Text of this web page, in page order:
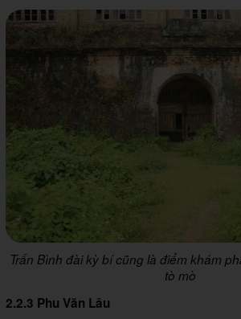
Trấn Bình đài kỳ bí cũng là điểm khám
tò mò
2.2.3 Phu Văn Lâu